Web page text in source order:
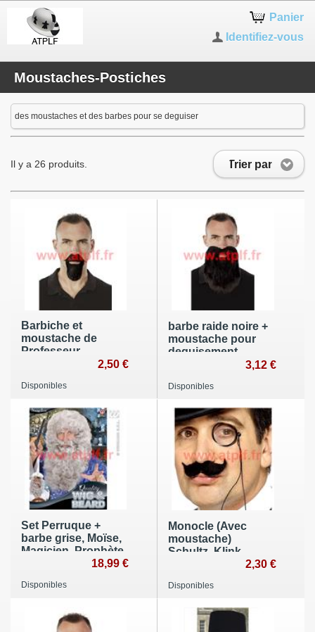
Panier
Identifiez-vous
Moustaches-Postiches
des moustaches et des barbes pour se deguiser
Trier par
Il y a 26 produits.
Barbiche et
moustache de
Professeur
2,50 €
Disponibles
barbe raide noire +
moustache pour
deguisement
3,12 €
Disponibles
Set Perruque +
barbe grise, Moïse,
Magicien, Prophète,
Marin,loup de mer
18,99 €
Disponibles
Monocle (Avec
moustache)
Schultz, Klink,
Poirot
2,30 €
Disponibles